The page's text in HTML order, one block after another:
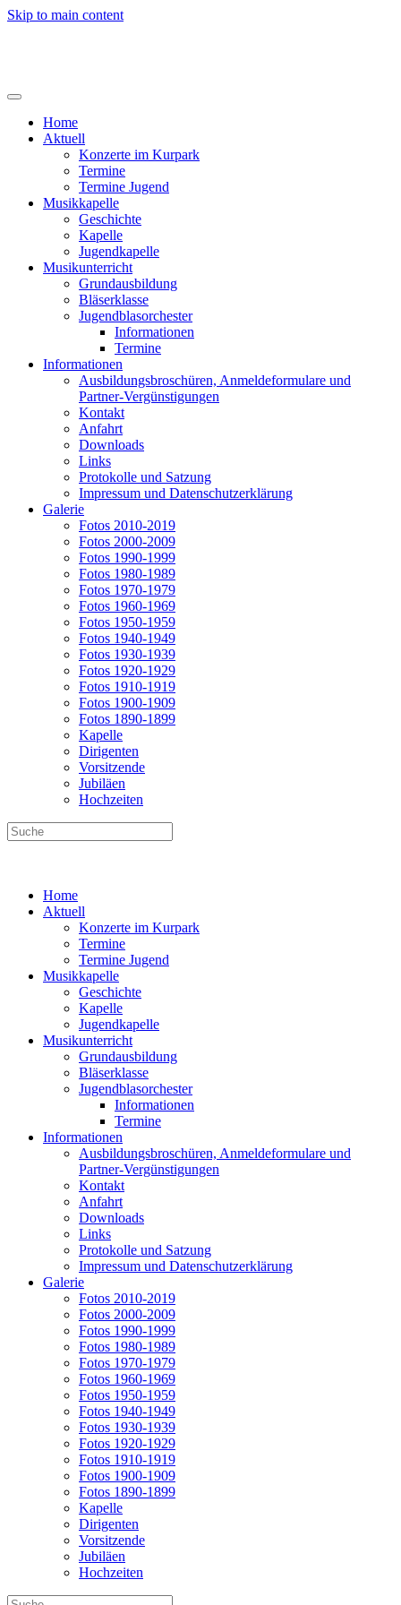
Skip to main content
Home
Aktuell
Konzerte im Kurpark
Termine
Termine Jugend
Musikkapelle
Geschichte
Kapelle
Jugendkapelle
Musikunterricht
Grundausbildung
Bläserklasse
Jugendblasorchester
Informationen
Termine
Informationen
Ausbildungsbroschüren, Anmeldeformulare und
Partner-Vergünstigungen
Kontakt
Anfahrt
Downloads
Links
Protokolle und Satzung
Impressum und Datenschutzerklärung
Galerie
Fotos 2010-2019
Fotos 2000-2009
Fotos 1990-1999
Fotos 1980-1989
Fotos 1970-1979
Fotos 1960-1969
Fotos 1950-1959
Fotos 1940-1949
Fotos 1930-1939
Fotos 1920-1929
Fotos 1910-1919
Fotos 1900-1909
Fotos 1890-1899
Kapelle
Dirigenten
Vorsitzende
Jubiläen
Hochzeiten
Home
Aktuell
Konzerte im Kurpark
Termine
Termine Jugend
Musikkapelle
Geschichte
Kapelle
Jugendkapelle
Musikunterricht
Grundausbildung
Bläserklasse
Jugendblasorchester
Informationen
Termine
Informationen
Ausbildungsbroschüren, Anmeldeformulare und
Partner-Vergünstigungen
Kontakt
Anfahrt
Downloads
Links
Protokolle und Satzung
Impressum und Datenschutzerklärung
Galerie
Fotos 2010-2019
Fotos 2000-2009
Fotos 1990-1999
Fotos 1980-1989
Fotos 1970-1979
Fotos 1960-1969
Fotos 1950-1959
Fotos 1940-1949
Fotos 1930-1939
Fotos 1920-1929
Fotos 1910-1919
Fotos 1900-1909
Fotos 1890-1899
Kapelle
Dirigenten
Vorsitzende
Jubiläen
Hochzeiten